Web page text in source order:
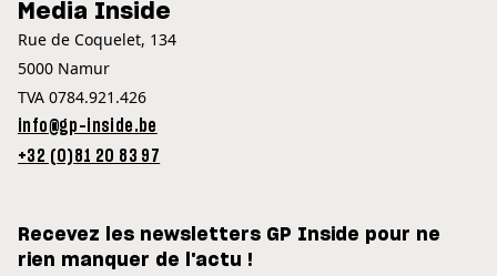
Media Inside
Rue de Coquelet, 134
5000 Namur
TVA 0784.921.426
info@gp-inside.be
+32 (0)81 20 83 97
Recevez les newsletters GP Inside pour ne
rien manquer de l'actu !